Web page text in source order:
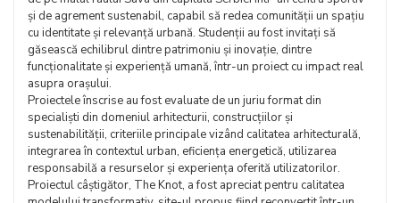
și de agrement sustenabil, capabil să redea comunității un spațiu
cu identitate și relevanță urbană. Studenții au fost invitați să
găsească echilibrul dintre patrimoniu și inovație, dintre
funcționalitate și experiență umană, într-un proiect cu impact real
asupra orașului.
Proiectele înscrise au fost evaluate de un juriu format din
specialiști din domeniul arhitecturii, construcțiilor și
sustenabilității, criteriile principale vizând calitatea arhitecturală,
integrarea în contextul urban, eficiența energetică, utilizarea
responsabilă a resurselor și experiența oferită utilizatorilor.
Proiectul câștigător, The Knot, a fost apreciat pentru calitatea